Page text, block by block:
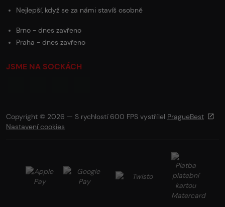
Nejlepší, když se za námi stavíš osobně
Brno - dnes zavřeno
Praha - dnes zavřeno
JSME NA SOCKÁCH
Copyright © 2026 — S rychlostí 600 FPS vystřílel PragueBest
Nastavení cookies